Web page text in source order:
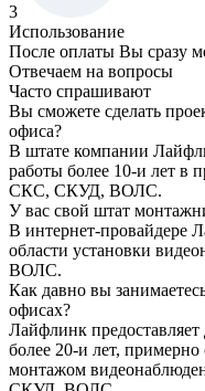
3
Использование
После оплаты Вы сразу
Отвечаем на вопросы
Часто спрашивают
Вы сможете сделать
офиса?
В штате компании
работы более 10-и лет в
СКС, СКУД, ВОЛС.
У вас свой штат
В интернет-провайдере
области установки
ВОЛС.
Как давно вы
офисах?
Лайфлинк
более 20-и лет,
монтажом